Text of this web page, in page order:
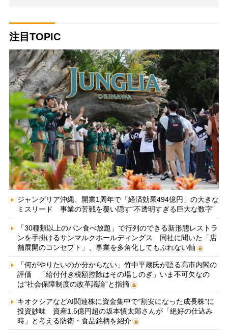
注目TOPIC
ジャングリア沖縄、開業1周年で「経済効果494億円」の大きな
ミスリード 事業の苦戦を覆い隠す“不透明すぎる巨大な数字”
「30種類以上のパン食べ放題」で行列のできる新形態レストラ
ンを手掛けるサンマルクホールディングス 同社に聞いた「店
舗展開のコンセプト」、事業を多角化してもぶれない軸
「何がやりたいのか分からない」竹中平蔵氏が語る高市内閣の
評価 「給付付き税額控除はその場しのぎ」いま不可欠なの
は“社会保障制度の改革議論”と指摘
キオクシアなどAI関連株に資金集中で“割安になった成長株”に
投資妙味 資産1.5億円超の坂本慎太郎さんが「絶好の仕込み
時」と考える防衛・食品銘柄を紹介